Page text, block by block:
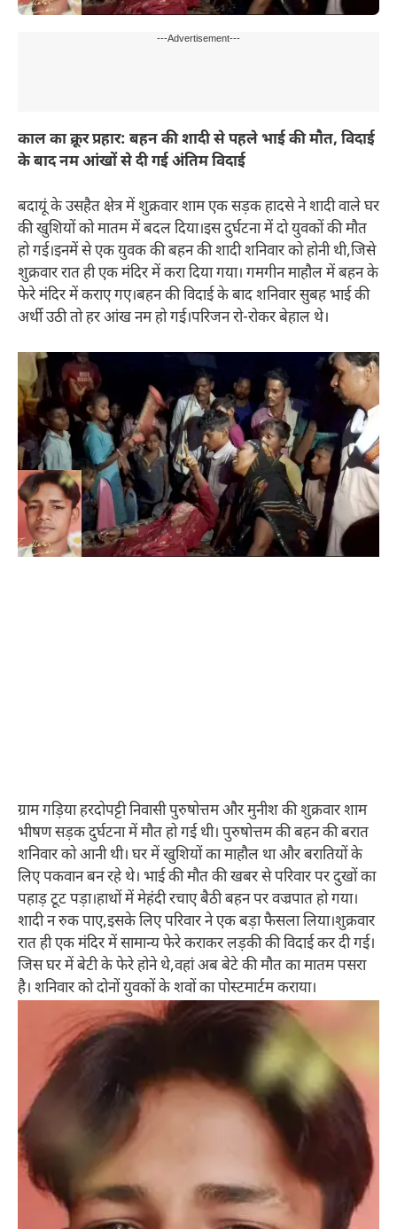
---Advertisement---
काल का क्रूर प्रहार: बहन की शादी से पहले भाई की मौत, विदाई
के बाद नम आंखों से दी गई अंतिम विदाई
बदायूं के उसहैत क्षेत्र में शुक्रवार शाम एक सड़क हादसे ने शादी वाले घर
की खुशियों को मातम में बदल दिया।इस दुर्घटना में दो युवकों की मौत
हो गई।इनमें से एक युवक की बहन की शादी शनिवार को होनी थी,जिसे
शुक्रवार रात ही एक मंदिर में करा दिया गया। गमगीन माहौल में बहन के
फेरे मंदिर में कराए गए।बहन की विदाई के बाद शनिवार सुबह भाई की
अर्थी उठी तो हर आंख नम हो गई।परिजन रो-रोकर बेहाल थे।
ग्राम गड़िया हरदोपट्टी निवासी पुरुषोत्तम और मुनीश की शुक्रवार शाम
भीषण सड़क दुर्घटना में मौत हो गई थी। पुरुषोत्तम की बहन की बरात
शनिवार को आनी थी। घर में खुशियों का माहौल था और बरातियों के
लिए पकवान बन रहे थे। भाई की मौत की खबर से परिवार पर दुखों का
पहाड़ टूट पड़ा।हाथों में मेहंदी रचाए बैठी बहन पर वज्रपात हो गया।
शादी न रुक पाए,इसके लिए परिवार ने एक बड़ा फैसला लिया।शुक्रवार
रात ही एक मंदिर में सामान्य फेरे कराकर लड़की की विदाई कर दी गई।
जिस घर में बेटी के फेरे होने थे,वहां अब बेटे की मौत का मातम पसरा
है। शनिवार को दोनों युवकों के शवों का पोस्टमार्टम कराया।